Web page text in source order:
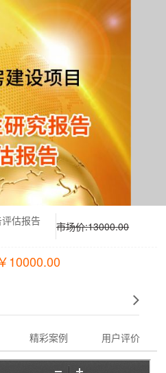
估报告 市场价:13000.00
10000.00
精彩案例 用户评价